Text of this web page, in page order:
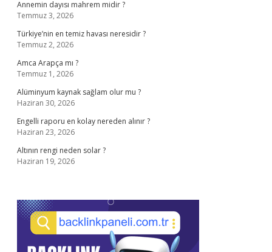
Annemin dayısı mahrem midir ?
Temmuz 3, 2026
Türkiye’nin en temiz havası neresidir ?
Temmuz 2, 2026
Amca Arapça mı ?
Temmuz 1, 2026
Alüminyum kaynak sağlam olur mu ?
Haziran 30, 2026
Engelli raporu en kolay nereden alınır ?
Haziran 23, 2026
Altının rengi neden solar ?
Haziran 19, 2026